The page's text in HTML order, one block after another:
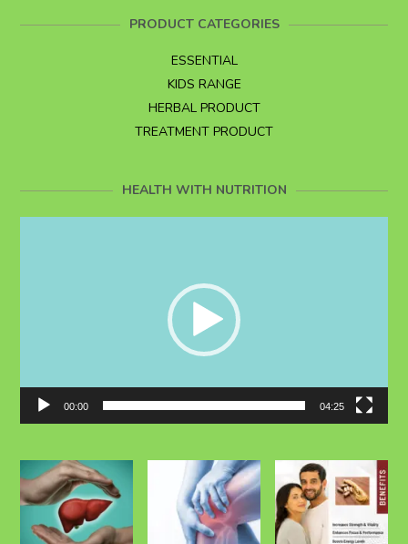
PRODUCT CATEGORIES
ESSENTIAL
KIDS RANGE
HERBAL PRODUCT
TREATMENT PRODUCT
HEALTH WITH NUTRITION
00:00 04:25